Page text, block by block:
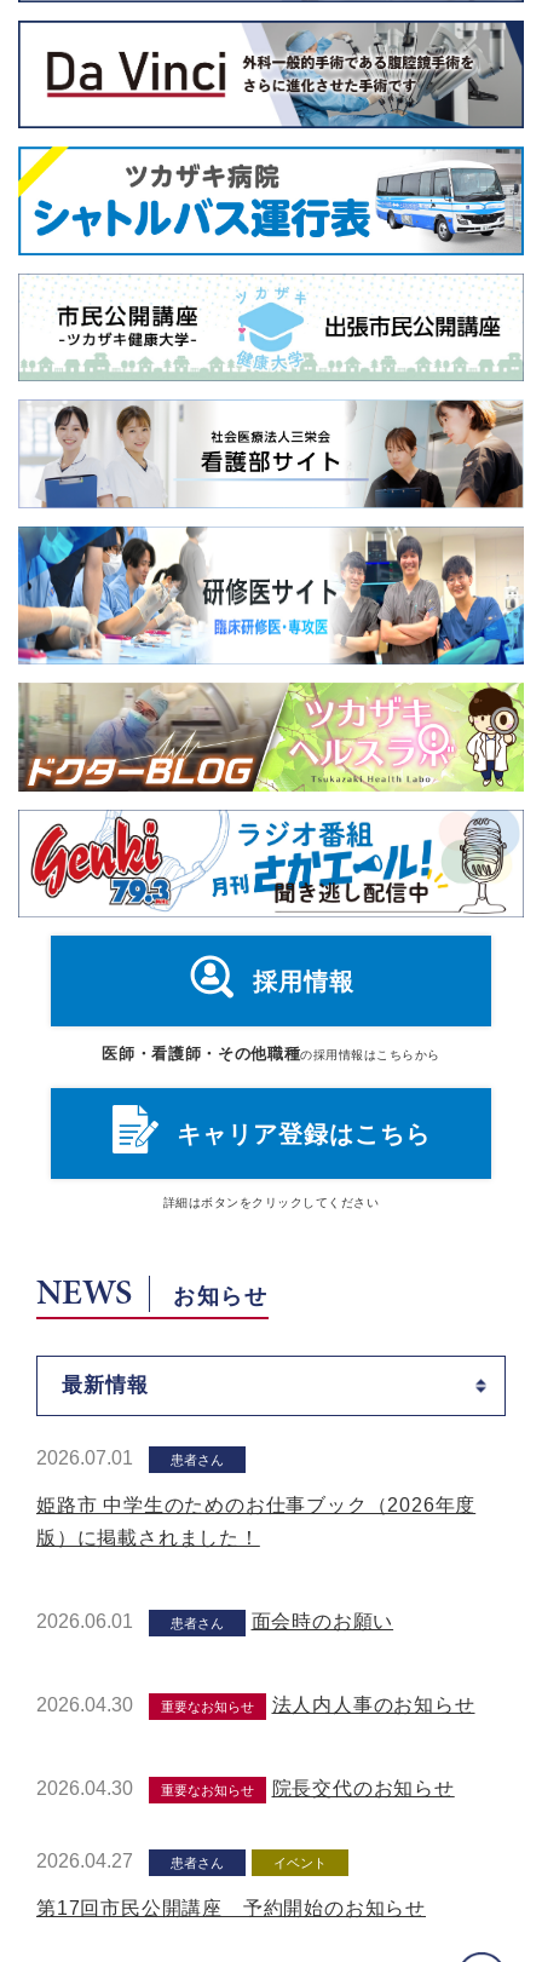
採用情報
医師・看護師・その他職種の採用情報はこちらから
キャリア登録はこちら
詳細はボタン をクリックしてください
NEWS お知らせ
最新情報
2026.07.01 患者さん
姫路市 中学生のためのお仕事ブック（2026年度
版）に掲載されました！
2026.06.01 患者さん 面会時のお願い
2026.04.30 重要なお知らせ 法人内人事のお知らせ
2026.04.30 重要なお知らせ 院長交代のお知らせ
2026.04.27 患者さん イベント
第17回市民公開講座 予約開始のお知らせ